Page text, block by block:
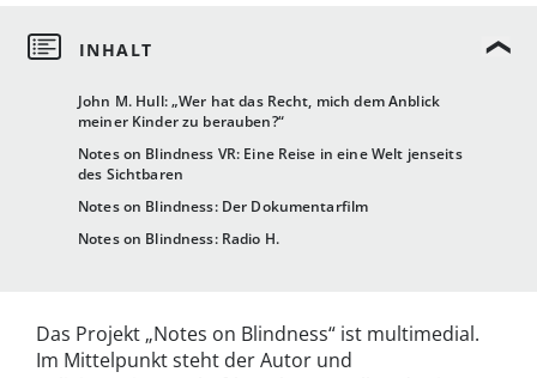
John M. Hull: „Wer hat das Recht, mich dem Anblick
meiner Kinder zu berauben?“
Notes on Blindness VR: Eine Reise in eine Welt jenseits
des Sichtbaren
Notes on Blindness: Der Dokumentarfilm
Notes on Blindness: Radio H.
Das Projekt „Notes on Blindness“ ist multimedial.
Im Mittelpunkt steht der Autor und